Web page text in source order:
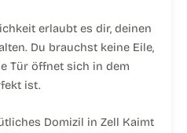
erlaubt es dir, deinen
Du brauchst keine Eile,
Tür öffnet sich in dem
ist.
Domizil in Zell Kaimt